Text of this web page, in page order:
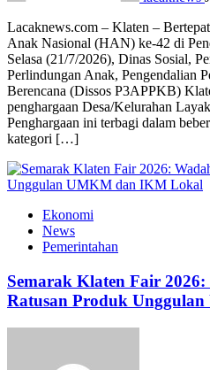
Lacaknews.com – Klaten –
Anak Nasional (HAN) ke-42 di
Selasa (21/7/2026), Dinas Sosial,
Perlindungan Anak, Pengendalian
Berencana (Dissos P3APPKB)
penghargaan Desa/Kelurahan
Penghargaan ini terbagi dalam
kategori […]
Ekonomi
News
Pemerintahan
Semarak Klaten Fair
Ratusan Produk